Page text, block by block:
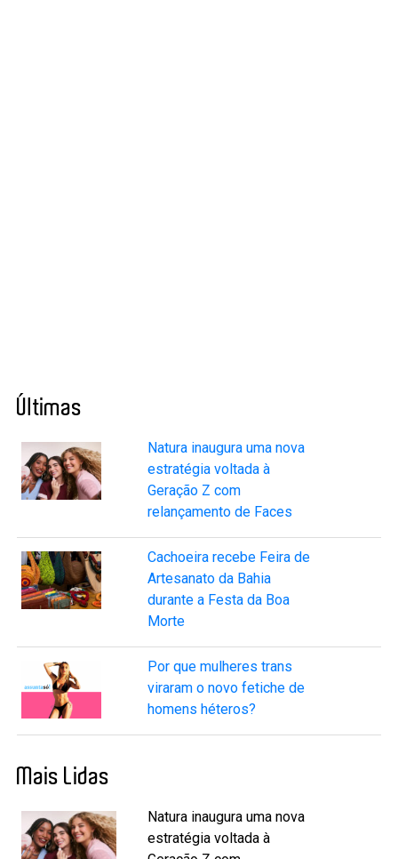
Últimas
Natura inaugura uma nova
estratégia voltada à
Geração Z com
relançamento de Faces
Cachoeira recebe Feira de
Artesanato da Bahia
durante a Festa da Boa
Morte
Por que mulheres trans
viraram o novo fetiche de
homens héteros?
Mais Lidas
Natura inaugura uma nova
estratégia voltada à